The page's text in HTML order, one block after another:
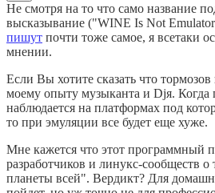
Не смотря на то что само название
высказывание ("WINE Is Not
пишут почти тоже самое, я всетаки
мнении.
Если Вы хотите сказать что тормозов
моему опыту музыканта и Djя.
наблюдается на платформах под
то при эмуляции все будет еще хуже.
Мне кажется что этот программный
разработчиков и линукс-сообществ
планеты всей". Вердикт? Для